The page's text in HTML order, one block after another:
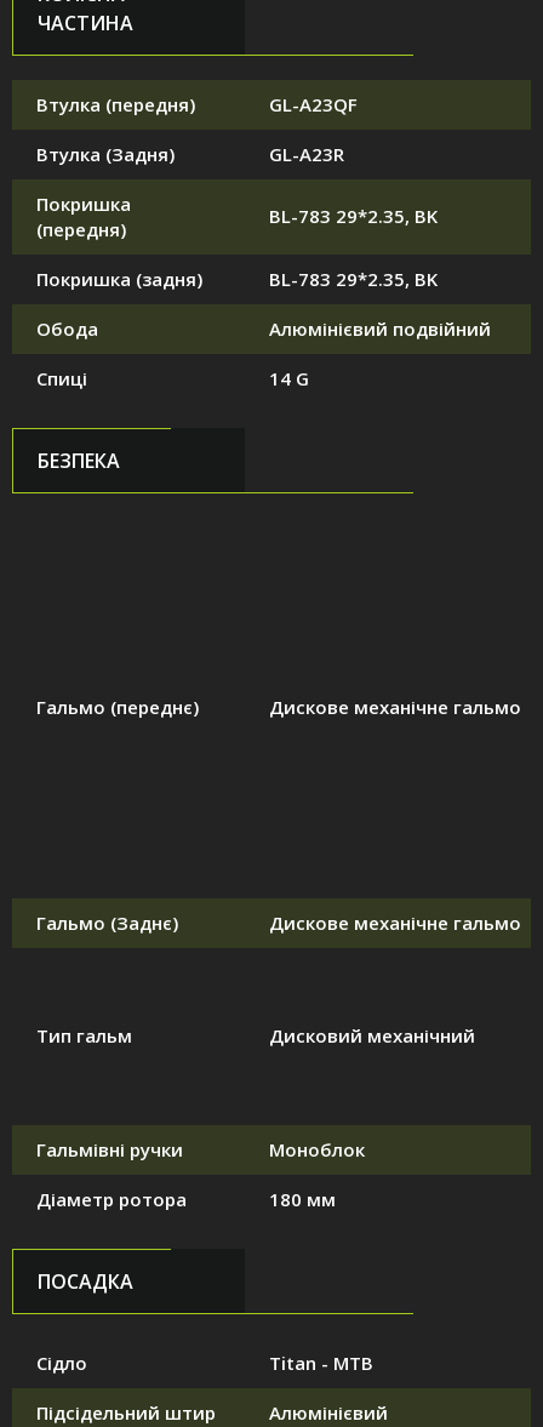
ЧАСТИНА
Втулка (передня) GL-A23QF
Втулка (Задня) GL-A23R
Покришка
(передня)
BL-783 29*2.35, BK
Покришка (задня) BL-783 29*2.35, BK
Обода Алюмінієвий подвійний
Спиці 14 G
БЕЗПЕКА
Гальмо (переднє) Дискове механічне гальмо
Гальмо (Заднє) Дискове механічне гальмо
Тип гальм Дисковий механічний
Гальмівні ручки Моноблок
Діаметр ротора 180 мм
ПОСАДКА
Сідло Titan - MTB
Підсідельний штир Алюмінієвий